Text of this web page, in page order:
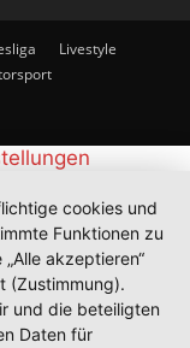
Livestyle
cookies und
Funktionen zu
akzeptieren“
(Zustimmung).
und die beteiligten
Daten für